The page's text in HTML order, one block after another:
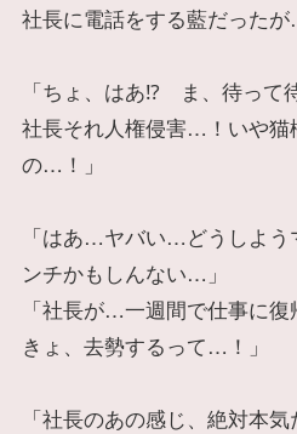
社長に電話をする藍だった
「ちょ、はあ⁉ ま、待って
社長それ人権侵害…！いや猫
の…！」
「はあ…ヤバい…どうしよ
ンチかもしんない…」
「社長が…一週間で仕事に
きょ、去勢するって…！」
「社長のあの感じ、絶対本